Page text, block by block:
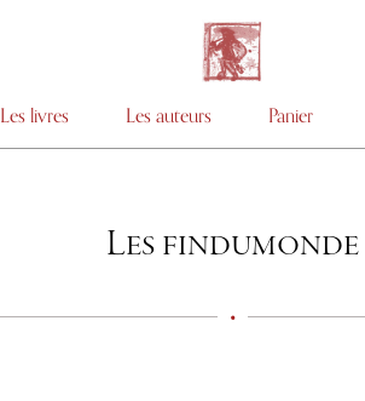
Les livres Les auteurs Panier
Les findumonde
•